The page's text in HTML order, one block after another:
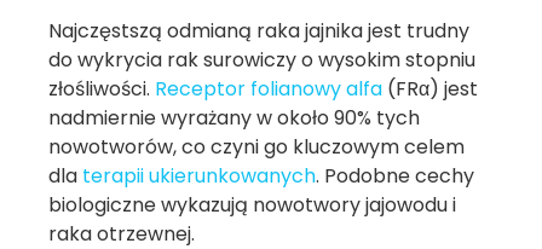
Najczęstszą odmianą raka jajnika jest trudny
do wykrycia rak surowiczy o wysokim stopniu
złośliwości. Receptor folianowy alfa (FRα) jest
nadmiernie wyrażany w około 90% tych
nowotworów, co czyni go kluczowym celem
dla terapii ukierunkowanych. Podobne cechy
biologiczne wykazują nowotwory jajowodu i
raka otrzewnej.